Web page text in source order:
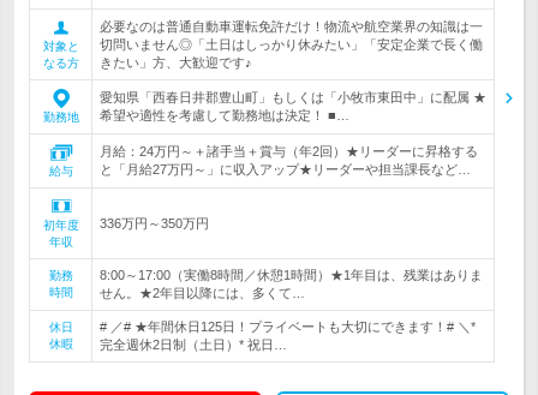
対象と
なる方
必要なのは普通自動車運転免許だけ！物流や航空業界の知識は一
切問いません◎「土日はしっかり休みたい」「安定企業で長く働
きたい」方、大歓迎です♪
勤務地
愛知県「西春日井郡豊山町」もしくは「小牧市東田中」に配属 ★
希望や適性を考慮して勤務地は決定！ ■…
給与
月給：24万円～＋諸手当＋賞与（年2回）★リーダーに昇格する
と「月給27万円～」に収入アップ★リーダーや担当課長など…
初年度
年収
336万円～350万円
勤務
時間
8:00～17:00（実働8時間／休憩1時間）★1年目は、残業はありま
せん。★2年目以降には、多くて…
休日
休暇
# ／# ★年間休日125日！プライベートも大切にできます！# ＼*
完全週休2日制（土日）* 祝日…